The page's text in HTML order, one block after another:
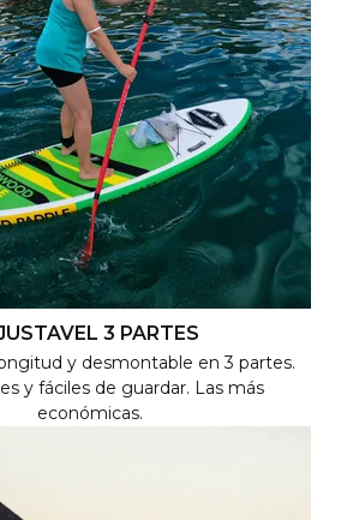
3 PARTES
y desmontable en 3 partes.
y fáciles de guardar. Las más
económicas.